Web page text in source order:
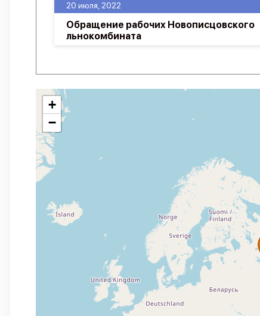
20 июля, 2022
Обращение рабочих Новописцовского
льнокомбината
+
−